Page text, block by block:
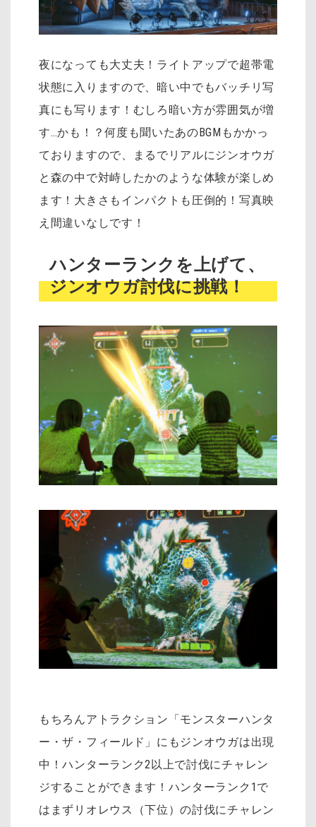
夜になっても大丈夫！ライトアップで超帯電
状態に入りますので、暗い中でもバッチリ写
真にも写ります！むしろ暗い方が雰囲気が増
す…かも！？何度も聞いたあのBGMもかかっ
ておりますので、まるでリアルにジンオウガ
と森の中で対峙したかのような体験が楽しめ
ます！大きさもインパクトも圧倒的！写真映
え間違いなしです！
ハンターランクを上げて、
ジンオウガ討伐に挑戦！
もちろんアトラクション「モンスターハンタ
ー・ザ・フィールド」にもジンオウガは出現
中！ハンターランク2以上で討伐にチャレン
ジすることができます！ハンターランク1で
はまずリオレウス（下位）の討伐にチャレン